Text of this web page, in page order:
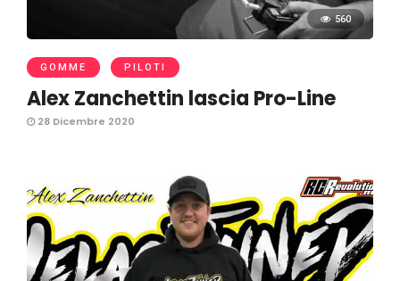
560
GOMME PILOTI
Alex Zanchettin lascia Pro-Line
28 Dicembre 2020